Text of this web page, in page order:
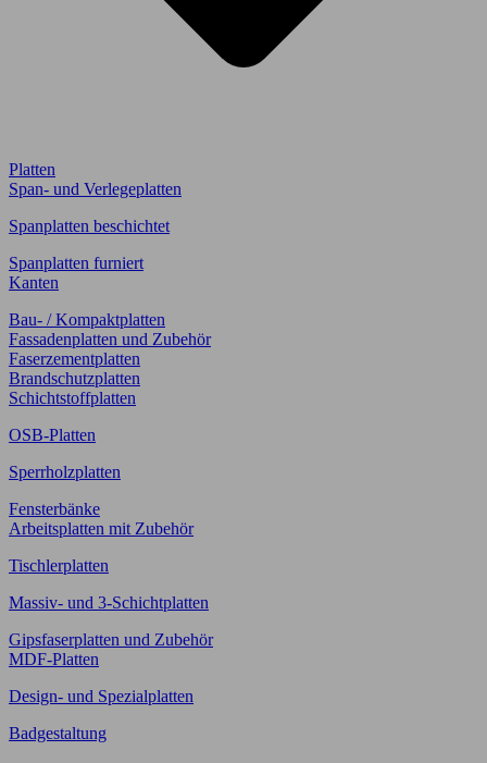
Platten
Span- und Verlegeplatten
Spanplatten beschichtet
Spanplatten furniert
Kanten
Bau- / Kompaktplatten
Fassadenplatten und Zubehör
Faserzementplatten
Brandschutzplatten
Schichtstoffplatten
OSB-Platten
Sperrholzplatten
Fensterbänke
Arbeitsplatten mit Zubehör
Tischlerplatten
Massiv- und 3-Schichtplatten
Gipsfaserplatten und Zubehör
MDF-Platten
Design- und Spezialplatten
Badgestaltung